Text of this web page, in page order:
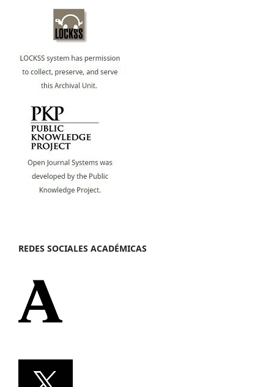
REDES SOCIALES ACADÉMICAS